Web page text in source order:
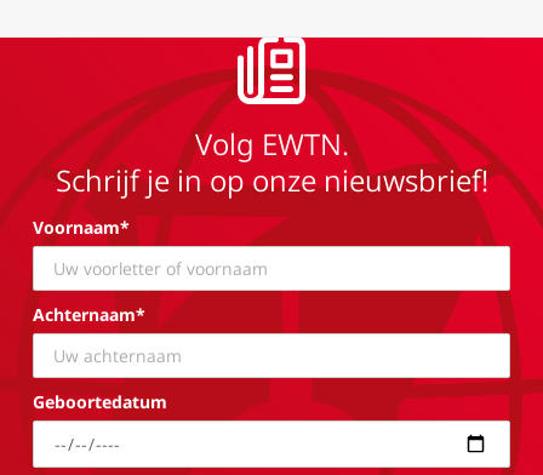
Volg EWTN.
Schrijf je in op onze nieuwsbrief!
Voornaam*
Achternaam*
Geboortedatum